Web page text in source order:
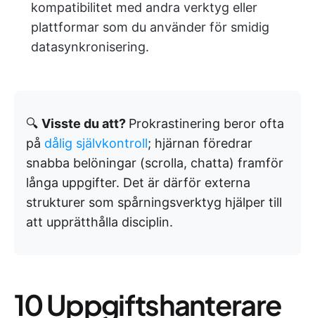
kompatibilitet med andra verktyg eller
plattformar som du använder för smidig
datasynkronisering.
🔍 Visste du att? Prokrastinering beror ofta
på dålig självkontroll; hjärnan föredrar
snabba belöningar (scrolla, chatta) framför
långa uppgifter. Det är därför externa
strukturer som spårningsverktyg hjälper till
att upprätthålla disciplin.
10 Uppgiftshanterare